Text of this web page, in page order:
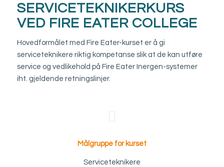
SERVICETEKNIKERKURS
VED FIRE EATER COLLEGE
Hovedformålet med Fire Eater-kurset er å gi
serviceteknikere riktig kompetanse slik at de kan utføre
service og vedlikehold på Fire Eater Inergen-systemer
iht. gjeldende retningslinjer.
Målgruppe for kurset
Serviceteknikere